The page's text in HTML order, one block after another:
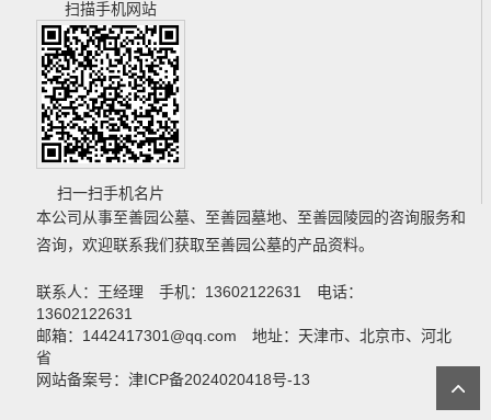
扫描手机网站
扫一扫手机名片
本公司从事至善园公墓、 至善园墓地、 至善园陵园的咨询服务和
咨询，欢迎联系我们获取至善园公墓的产品资料。
联系人：王经理 手机：13602122631 电话：
13602122631
邮箱：1442417301@qq.com 地址：天津市、北京市、河北
省
网站备案号：津ICP备2024020418号-13